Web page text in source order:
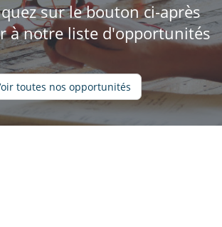
sur le bouton ci-après
à notre liste d'opportunités
toutes nos opportunités